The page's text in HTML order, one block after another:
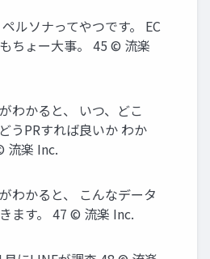
ルソナってやつです。 EC
ちょー大事。 45 © 流楽
わかると、 いつ、どこ
うPRすれば良いか わか
流楽 Inc.
わかると、 こんなデータ
ます。 47 © 流楽 Inc.